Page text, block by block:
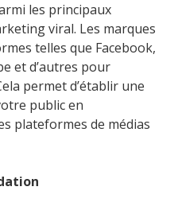
les principaux
viral. Les marques
telles que Facebook,
et d’autres pour
permet d’établir une
public en
plateformes de médias